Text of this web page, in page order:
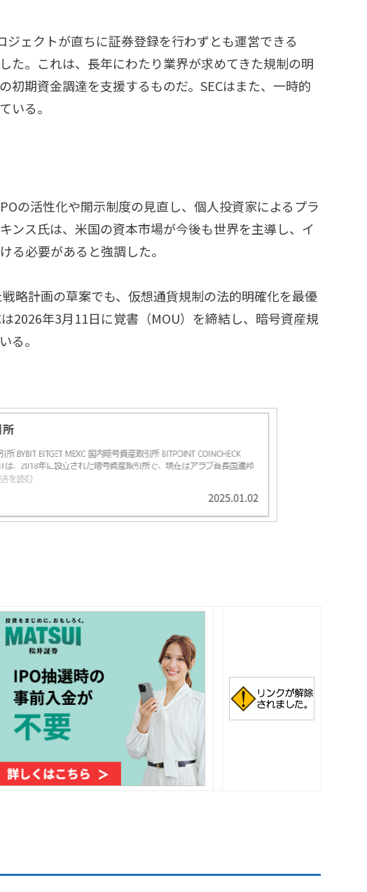
ェクトが直ちに証券登録を行わずとも運営できる
た。これは、長年にわたり業界が求めてきた規制の明
初期資金調達を支援するものだ。SECはまた、一時的
いる。
の活性化や開示制度の見直し、個人投資家によるプラ
ンス氏は、米国の資本市場が今後も世界を主導し、イ
る必要があると強調した。
略計画の草案でも、仮想通貨規制の法的明確化を最優
2026年3月11日に覚書（MOU）を締結し、暗号資産規
る。